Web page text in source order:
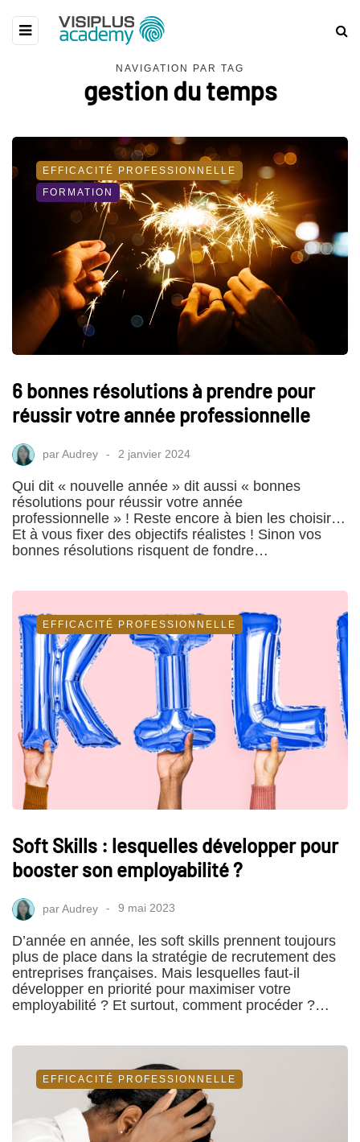
NAVIGATION PAR TAG
gestion du temps
EFFICACITÉ PROFESSIONNELLE
FORMATION
6 bonnes résolutions à prendre pour
réussir votre année professionnelle
parAudrey 2 janvier 2024
Qui dit « nouvelle année » dit aussi « bonnes
résolutions pour réussir votre année
professionnelle » ! Reste encore à bien les choisir…
Et à vous fixer des objectifs réalistes ! Sinon vos
bonnes résolutions risquent de fondre…
EFFICACITÉ PROFESSIONNELLE
Soft Skills : lesquelles développer pour
booster son employabilité ?
parAudrey 9 mai 2023
D’année en année, les soft skills prennent toujours
plus de place dans la stratégie de recrutement des
entreprises françaises. Mais lesquelles faut-il
développer en priorité pour maximiser votre
employabilité ? Et surtout, comment procéder ?…
EFFICACITÉ PROFESSIONNELLE